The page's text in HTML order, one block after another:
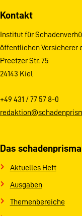
Kontakt
Institut für
öffentlichen Versicherer
Preetzer Str. 75
24143 Kiel
+49 431 / 77 57 8-0
Das schadenprisma
Aktuelles Heft
Ausgaben
Themenbereiche